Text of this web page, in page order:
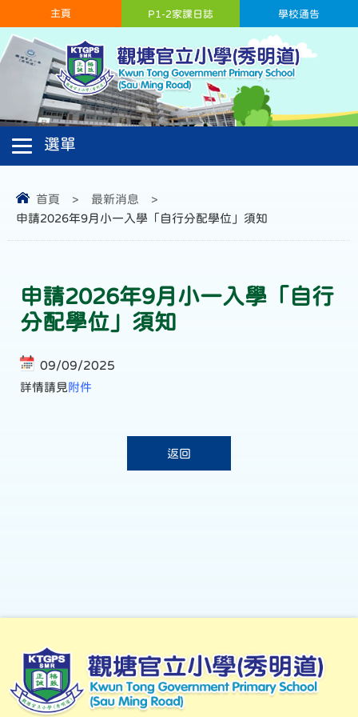
主頁 學校通告
P1-2家課日誌
首頁 > 最新消息
>
申請2026年9月小一入學「自行分配學位」須知
申請2026年9月小一入學「自行
分配學位」須知
09/09/2025
詳情請見 附件
返回